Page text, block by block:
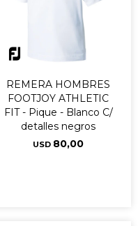
REMERA HOMBRES
FOOTJOY ATHLETIC
FIT - Pique - Blanco C/
detalles negros
USD 80,00